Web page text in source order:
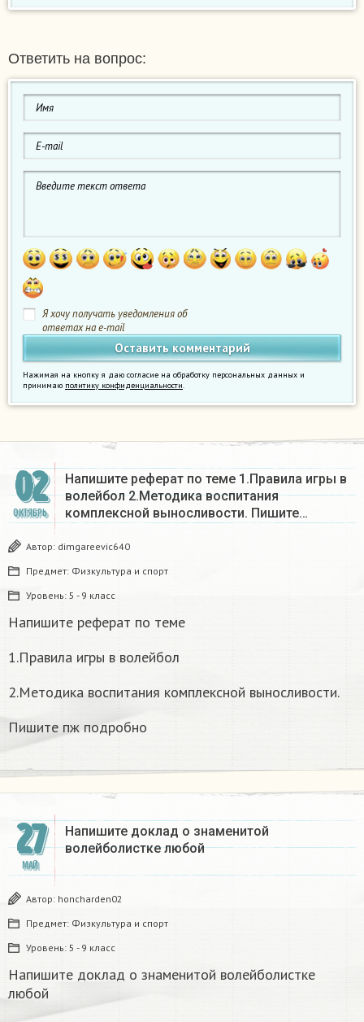
Ответить на вопрос:
Я хочу получать уведомления об
ответах на e-mail
Нажимая на кнопку я даю согласие на обработку персональных данных и
принимаю политику конфиденциальности.
02
ОКТЯБРЬ
Напишите реферат по теме 1.Правила игры в
волейбол 2.Методика воспитания
комплексной выносливости. Пишите…
Автор: dimgareevic640
Предмет: Физкультура и спорт
Уровень: 5 - 9 класс
Напишите реферат по теме
1.Правила игры в волейбол
2.Методика воспитания комплексной выносливости.
Пишите пж подробно
27
МАЙ
Напишите доклад о знаменитой
волейболистке любой
Автор: honcharden02
Предмет: Физкультура и спорт
Уровень: 5 - 9 класс
Напишите доклад о знаменитой волейболистке
любой